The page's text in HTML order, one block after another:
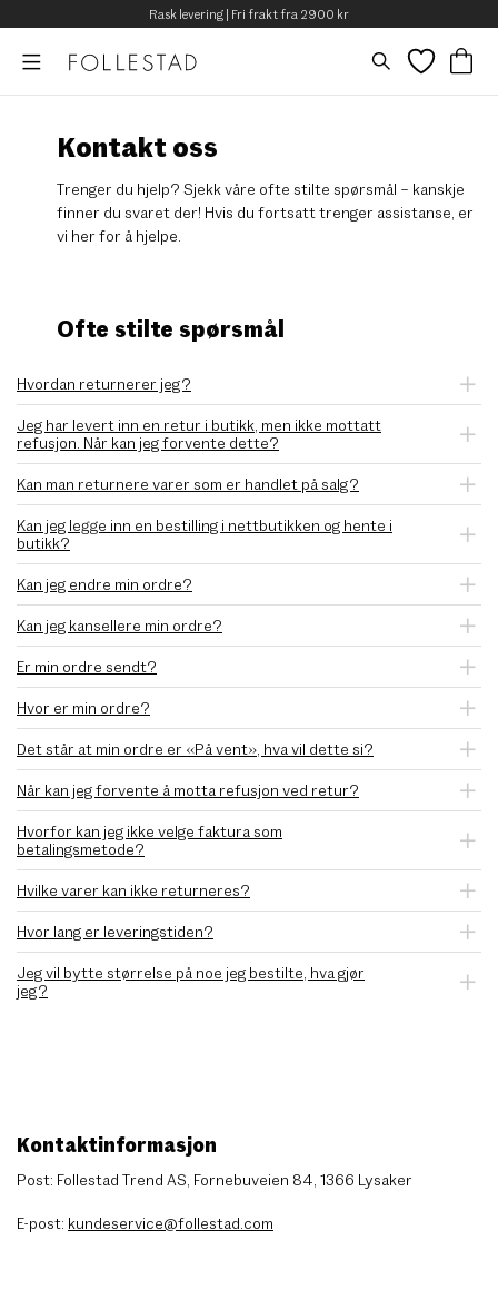
Rask levering | Fri frakt fra 2900 kr
Kontakt oss
Trenger du hjelp? Sjekk våre ofte stilte spørsmål – kanskje
finner du svaret der! Hvis du fortsatt trenger assistanse, er
vi her for å hjelpe.
Ofte stilte spørsmål
Hvordan returnerer jeg?
Jeg har levert inn en retur i butikk, men ikke mottatt
refusjon. Når kan jeg forvente dette?
Kan man returnere varer som er handlet på salg?
Kan jeg legge inn en bestilling i nettbutikken og hente i
butikk?
Kan jeg endre min ordre?
Kan jeg kansellere min ordre?
Er min ordre sendt?
Hvor er min ordre?
Det står at min ordre er «På vent», hva vil dette si?
Når kan jeg forvente å motta refusjon ved retur?
Hvorfor kan jeg ikke velge faktura som
betalingsmetode?
Hvilke varer kan ikke returneres?
Hvor lang er leveringstiden?
Jeg vil bytte størrelse på noe jeg bestilte, hva gjør
jeg?
Kontaktinformasjon
Post: Follestad Trend AS, Fornebuveien 84, 1366 Lysaker
E-post: kundeservice@follestad.com